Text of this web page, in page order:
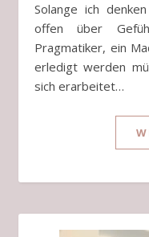
Solange ich denken kann, hat mein Vater ungern
offen über
Pragmatiker, ein
erledigt werden
sich erarbeitet…